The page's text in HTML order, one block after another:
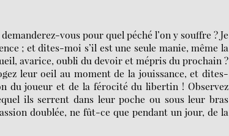
vous pour quel péché l’on y souffre ? Je
; et dites-moi s’il est une seule manie, même la
avarice, oubli du devoir et mépris du prochain ?
leur oeil au moment de la jouissance, et dites-
du joueur et de la férocité du libertin ! Observez
ils serrent dans leur poche ou sous leur bras
doublée, ne fût-ce que pendant un jour, de la